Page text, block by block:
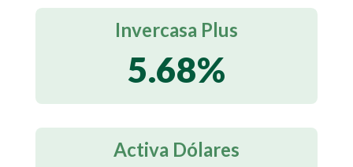
Invercasa Plus
5.68%
Activa Dólares